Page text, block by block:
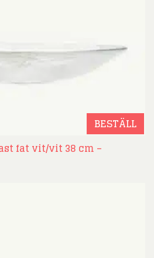
BESTÄLL
fat vit/vit 38 cm –